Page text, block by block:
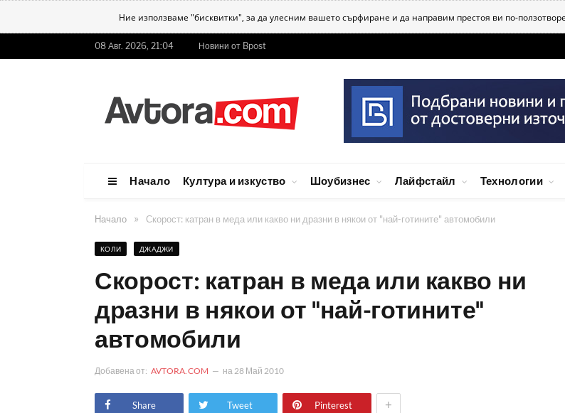
Ние използваме "бисквитки", за да улесним вашето сърфиране и да направим престоя ви по-
08 Авг. 2026, 21:04 Новини от Bpost
Начало Култура и изкуство Шоубизнес Лайфстайл Технологии
Начало » Скорост: катран в меда или какво ни дразни в някои от "най-готините" автомобили
КОЛИ ДЖАДЖИ
Скорост: катран в меда или какво ни
дразни в някои от "най-готините"
автомобили
Добавена от: AVTORA.COM на 28 Май 2010
Share Tweet Pinterest +